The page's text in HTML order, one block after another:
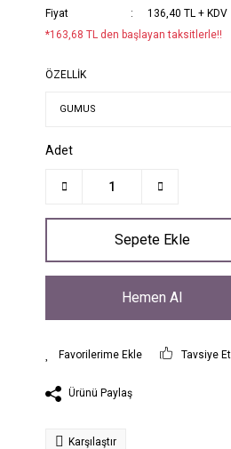
Fiyat
136,40 TL + KDV
*163,68 TL den başlayan taksitlerle!!
ÖZELLİK
Adet
Sepete Ekle
Hemen Al
Tavsiye Et
Ürünü Paylaş
Karşılaştır